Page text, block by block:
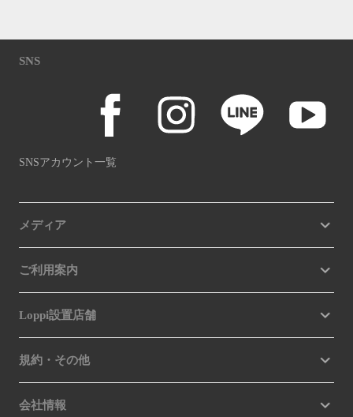
SNS
SNSアカウント一覧
メディア
ご利用案内
Loppi設置店舗
規約・その他
会社情報